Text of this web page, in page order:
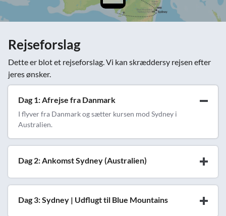
Rejseforslag
Dette er blot et rejseforslag. Vi kan skræddersy rejsen efter
jeres ønsker.
Dag 1: Afrejse fra Danmark
I flyver fra Danmark og sætter kursen mod Sydney i
Australien.
Dag 2: Ankomst Sydney (Australien)
Dag 3: Sydney | Udflugt til Blue Mountains